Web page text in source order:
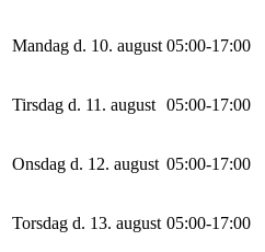
Mandag d. 10. august 05:00-17:00
Tirsdag d. 11. august 05:00-17:00
Onsdag d. 12. august 05:00-17:00
Torsdag d. 13. august 05:00-17:00